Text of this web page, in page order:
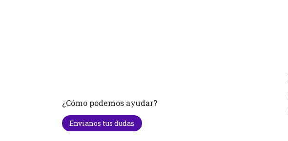
¿Cómo podemos ayudar?
Envianos tus dudas